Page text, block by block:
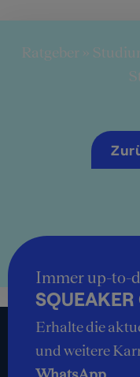
Ratgeber »
Immer up-to-
Erhalte die
und weitere
WhatsApp.